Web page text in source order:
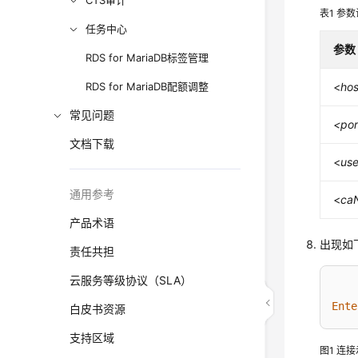
任务中心
RDS for MariaDB标签管理
RDS for MariaDB配额调整
常见问题
文档下载
通用参考
产品术语
责任共担
云服务等级协议（SLA）
白皮书资源
支持区域
表1参数
参数
<
<
<
出现如
图1连接